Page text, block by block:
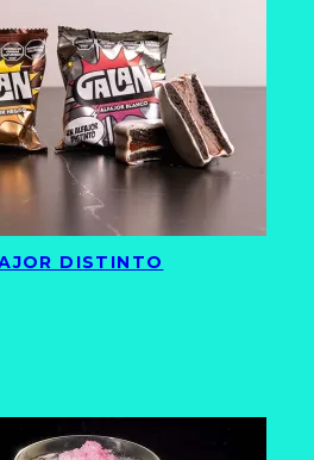
DISTINTO